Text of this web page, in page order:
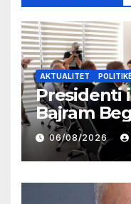
AKTUALITET
Presidenti
Bajram
partive
06/08/2026